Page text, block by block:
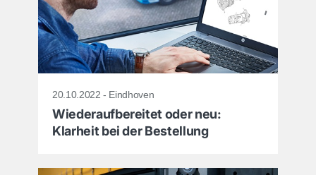
20.10.2022 - Eindhoven
Wiederaufbereitet oder neu:
Klarheit bei der Bestellung